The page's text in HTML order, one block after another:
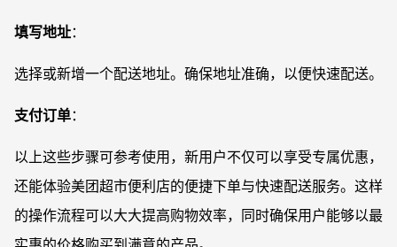
填写地址：
选择或新增一个配送地址。确保地址准确，以便快速配送。
支付订单：
以上这些步骤可参考使用，新用户不仅可以享受专属优惠，
还能体验美团超市便利店的便捷下单与快速配送服务。这样
的操作流程可以大大提高购物效率，同时确保用户能够以最